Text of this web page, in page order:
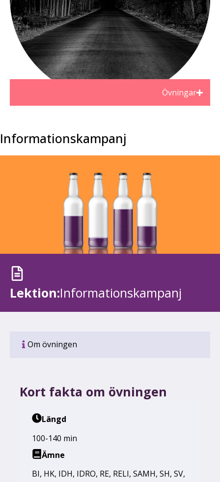
Övningar
Informations­kampanj
Lektion:Informations­kampanj
Om övningen
Kort fakta om övningen
Längd
100-140 min
Ämne
BI, HK, IDH, IDRO, RE, RELI, SAMH, SH, SV,